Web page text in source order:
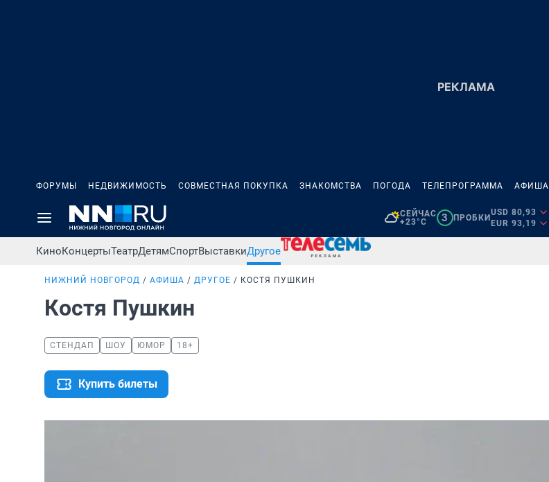
ФОРУМЫ НЕДВИЖИМОСТЬ СОВМЕСТНАЯ ПОКУПКА ЗНАКОМСТВА ПОГОДА ТЕЛЕПРОГРАММА АФИША
СЕЙЧАС
+23°C
3 ПРОБКИ
USD 80,93
EUR 93,19
КиноКонцертыТеатрДетямСпортВыставкиДругое
НИЖНИЙ НОВГОРОД АФИША ДРУГОЕ КОСТЯ ПУШКИН
Костя Пушкин
СТЕНДАП ШОУ ЮМОР 18+
Купить билеты